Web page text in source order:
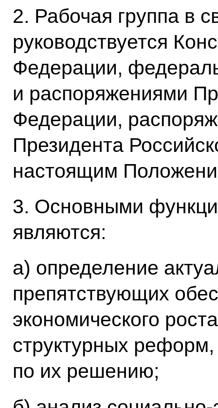
2. Рабочая группа в
руководствуется
Федерации,
и распоряжениями
Федерации,
Президента
настоящим
3. Основными
являются:
а) определение
препятствующих
экономического
структурных
по их решению;